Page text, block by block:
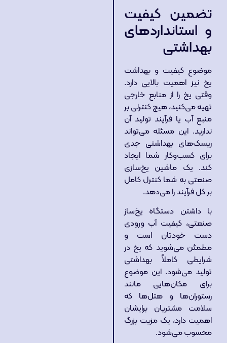
تضمین کیفیت
و استانداردهای
بهداشتی
موضوع کیفیت و بهداشت
یخ نیز اهمیت بالایی دارد.
وقتی یخ را از منابع خارجی
تهیه می‌کنید، هیچ کنترلی بر
منبع آب یا فرآیند تولید آن
ندارید. این مسئله می‌تواند
ریسک‌های بهداشتی جدی
برای کسب‌وکار شما ایجاد
کند. یک ماشین یخ‌سازی
صنعتی به شما کنترل کامل
بر کل فرآیند را می‌دهد.
با داشتن دستگاه یخ‌ساز
صنعتی، کیفیت آب ورودی
دست خودتان است و
مطمئن می‌شوید که یخ در
شرایطی کاملاً بهداشتی
تولید می‌شود. این موضوع
برای مکان‌هایی مانند
رستوران‌ها و هتل‌ها که
سلامت مشتریان برایشان
اهمیت دارد، یک مزیت بزرگ
محسوب می‌شود.